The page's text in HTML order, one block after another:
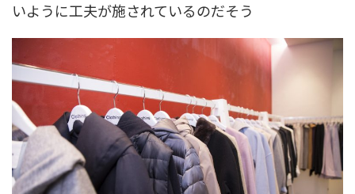
いように工夫が施されているのだそう